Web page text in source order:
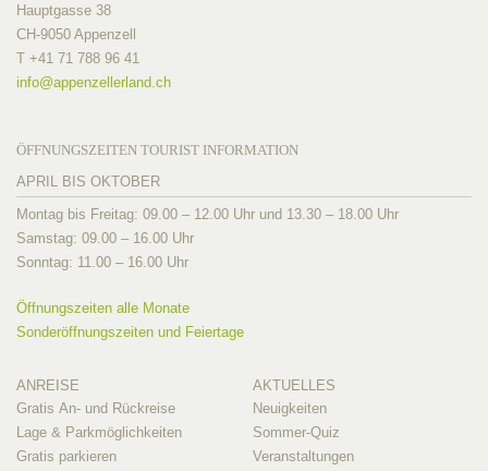
Hauptgasse 38
CH-9050 Appenzell
T +41 71 788 96 41
info@appenzellerland.ch
ÖFFNUNGSZEITEN TOURIST INFORMATION
APRIL BIS OKTOBER
Montag bis Freitag: 09.00 – 12.00 Uhr und 13.30 – 18.00 Uhr
Samstag: 09.00 – 16.00 Uhr
Sonntag: 11.00 – 16.00 Uhr
Öffnungszeiten alle Monate
Sonderöffnungszeiten und Feiertage
ANREISE
Gratis An- und Rückreise
Lage & Parkmöglichkeiten
Gratis parkieren
AKTUELLES
Neuigkeiten
Sommer-Quiz
Veranstaltungen